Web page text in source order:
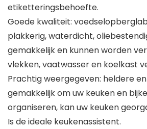
etiketteringsbehoefte.
Goede kwaliteit:
plakkerig, waterdicht,
gemakkelijk en kunnen worden
vlekken, vaatwasser en koelkast
Prachtig weergegeven: heldere
gemakkelijk om uw keuken en
organiseren, kan uw keuken
Is de ideale keukenassistent.